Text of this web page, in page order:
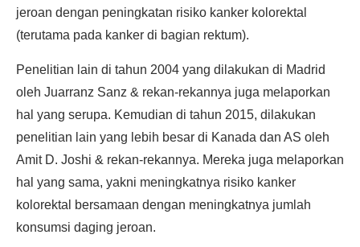
jeroan dengan peningkatan risiko kanker kolorektal
(terutama pada kanker di bagian rektum).
Penelitian lain di tahun 2004 yang dilakukan di Madrid
oleh Juarranz Sanz & rekan-rekannya juga melaporkan
hal yang serupa. Kemudian di tahun 2015, dilakukan
penelitian lain yang lebih besar di Kanada dan AS oleh
Amit D. Joshi & rekan-rekannya. Mereka juga melaporkan
hal yang sama, yakni meningkatnya risiko kanker
kolorektal bersamaan dengan meningkatnya jumlah
konsumsi daging jeroan.